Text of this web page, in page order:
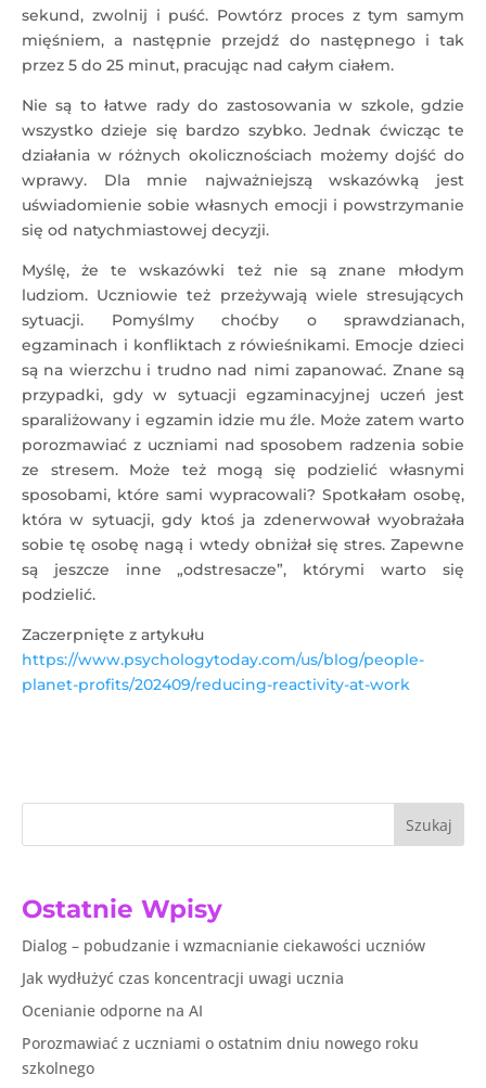
sekund, zwolnij i puść. Powtórz proces z tym samym
mięśniem, a następnie przejdź do następnego i tak
przez 5 do 25 minut, pracując nad całym ciałem.
Nie są to łatwe rady do zastosowania w szkole, gdzie
wszystko dzieje się bardzo szybko. Jednak ćwicząc te
działania w różnych okolicznościach możemy dojść do
wprawy. Dla mnie najważniejszą wskazówką jest
uświadomienie sobie własnych emocji i powstrzymanie
się od natychmiastowej decyzji.
Myślę, że te wskazówki też nie są znane młodym
ludziom. Uczniowie też przeżywają wiele stresujących
sytuacji. Pomyślmy choćby o sprawdzianach,
egzaminach i konfliktach z rówieśnikami. Emocje dzieci
są na wierzchu i trudno nad nimi zapanować. Znane są
przypadki, gdy w sytuacji egzaminacyjnej uczeń jest
sparaliżowany i egzamin idzie mu źle. Może zatem warto
porozmawiać z uczniami nad sposobem radzenia sobie
ze stresem. Może też mogą się podzielić własnymi
sposobami, które sami wypracowali? Spotkałam osobę,
która w sytuacji, gdy ktoś ja zdenerwował wyobrażała
sobie tę osobę nagą i wtedy obniżał się stres. Zapewne
są jeszcze inne „odstresacze”, którymi warto się
podzielić.
Zaczerpnięte z artykułu
https://www.psychologytoday.com/us/blog/people-
planet-profits/202409/reducing-reactivity-at-work
Szukaj
Ostatnie Wpisy
Dialog – pobudzanie i wzmacnianie ciekawości uczniów
Jak wydłużyć czas koncentracji uwagi ucznia
Ocenianie odporne na AI
Porozmawiać z uczniami o ostatnim dniu nowego roku
szkolnego